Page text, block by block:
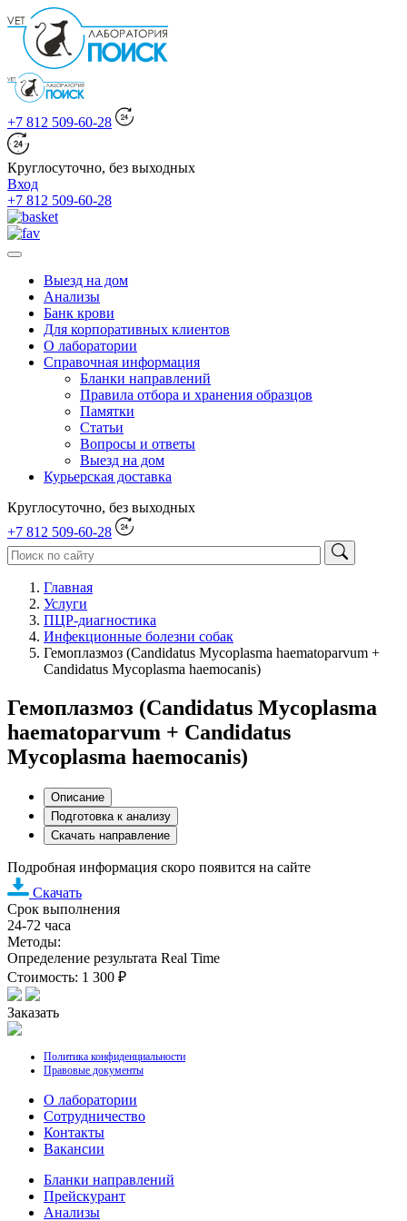
+7 812 509-60-28
Круглосуточно, без выходных
Вход
+7 812 509-60-28
Выезд на дом
Анализы
Банк крови
Для корпоративных клиентов
О лаборатории
Справочная информация
Бланки направлений
Правила отбора и хранения образцов
Памятки
Статьи
Вопросы и ответы
Выезд на дом
Курьерская доставка
Круглосуточно, без выходных
+7 812 509-60-28
Главная
Услуги
ПЦР-диагностика
Инфекционные болезни собак
Гемоплазмоз (Candidatus Mycoplasma haematoparvum +
Candidatus Mycoplasma haemocanis)
Гемоплазмоз (Candidatus Mycoplasma
haematoparvum + Candidatus
Mycoplasma haemocanis)
Описание
Подготовка к анализу
Скачать направление
Подробная информация скоро появится на сайте
Скачать
Срок выполнения
24-72 часа
Методы:
Определение результата Real Time
Стоимость: 1 300 ₽
Заказать
Политика конфиденциальности
Правовые документы
О лаборатории
Cотрудничество
Контакты
Вакансии
Бланки направлений
Прейскурант
Анализы